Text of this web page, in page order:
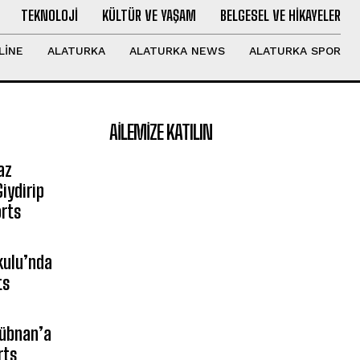
TEKNOLOJI KÜLTÜR VE YAŞAM BELGESEL VE HIKAYELER
ALATURKA ALATURKA NEWS ALATURKA SPOR
AILEMIZE KATILIN